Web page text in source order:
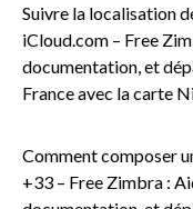
Suivre la localisation
iCloud.com – Free
documentation, et
France avec la carte
Comment composer
+33 – Free Zimbra :